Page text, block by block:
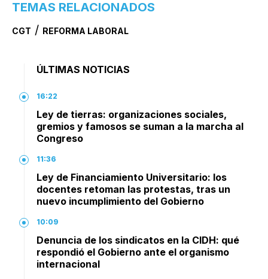
TEMAS RELACIONADOS
CGT / REFORMA LABORAL
ÚLTIMAS NOTICIAS
16:22
Ley de tierras: organizaciones sociales,
gremios y famosos se suman a la marcha al
Congreso
11:36
Ley de Financiamiento Universitario: los
docentes retoman las protestas, tras un
nuevo incumplimiento del Gobierno
10:09
Denuncia de los sindicatos en la CIDH: qué
respondió el Gobierno ante el organismo
internacional